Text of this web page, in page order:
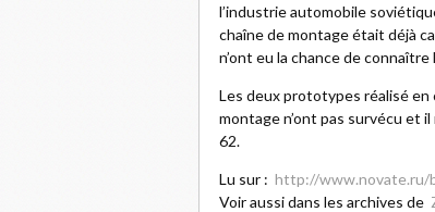
l’industrie automobile
chaîne de montage était déjà
n’ont eu la chance de
Les deux prototypes réalisé
montage n’ont pas survécu et
62.
Lu sur : http://www.novate.ru/
Voir aussi dans les archives de